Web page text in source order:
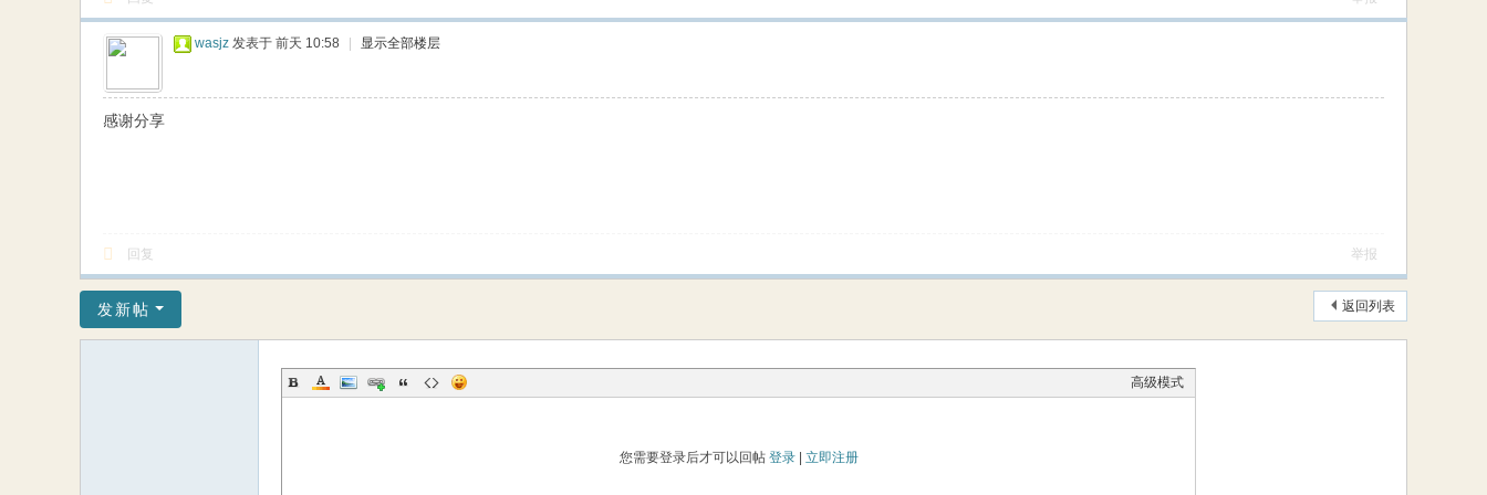
wasjz 发表于 前天 10:58 显示全部楼层
感谢分享
回复 举报
返回列表
发新帖
高级模式
您需要登录后才可以回帖 登录| 立即注册